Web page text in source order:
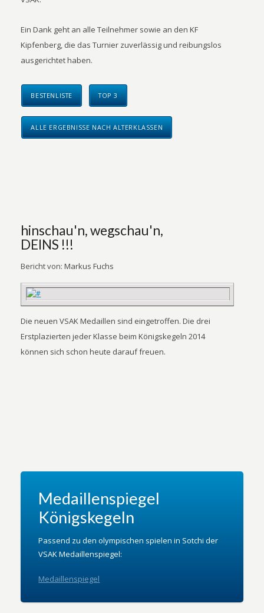
Ein Dank geht an alle Teilnehmer sowie an den KF
Kipfenberg, die das Turnier zuverlässig und reibungslos
ausgerichtet haben.
BESTENLISTE TOP 3
ALLE ERGEBNISSE NACH ALTERKLASSEN
hinschau'n, wegschau'n,
DEINS !!!
Bericht von: Markus Fuchs
Die neuen VSAK Medaillen sind eingetroffen. Die drei
Erstplazierten jeder Klasse beim Königskegeln 2014
können sich schon heute darauf freuen.
Medaillenspiegel
Königskegeln
Passend zu den olympischen spielen in Sotchi der
VSAK Medaillenspiegel:
Medaillenspiegel